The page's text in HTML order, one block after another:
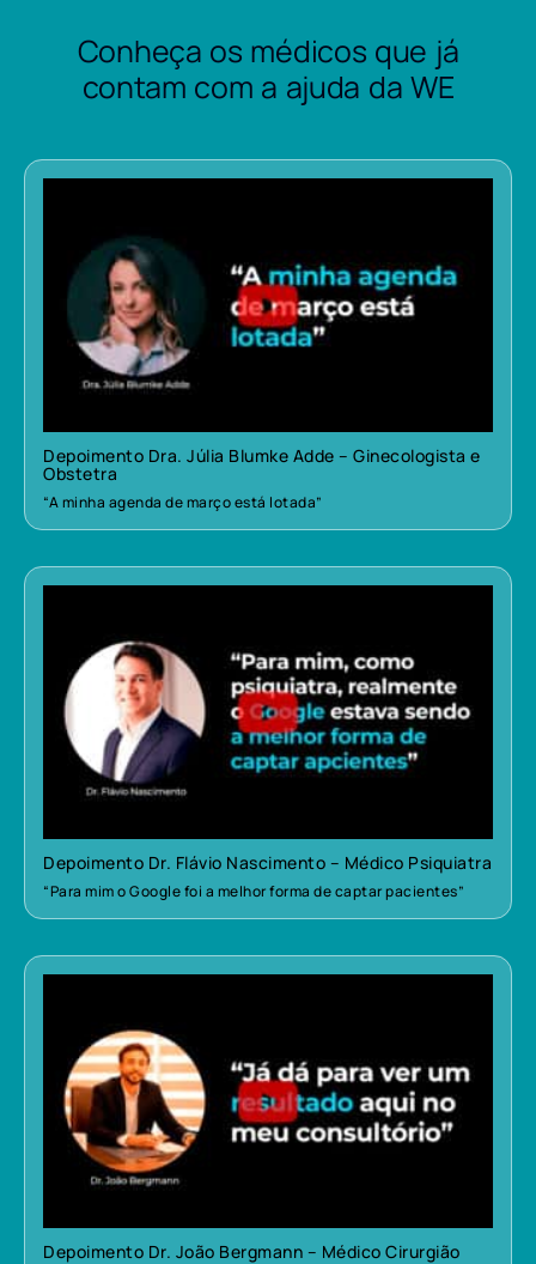
Conheça os médicos que já
contam com a ajuda da WE
Depoimento Dra. Júlia Blumke Adde – Ginecologista e
Obstetra
“A minha agenda de março está lotada”
Depoimento Dr. Flávio Nascimento – Médico Psiquiatra
“Para mim o Google foi a melhor forma de captar pacientes”
Depoimento Dr. João Bergmann – Médico Cirurgião